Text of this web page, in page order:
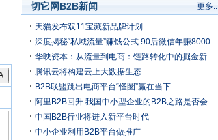
更多..
切它网B2B新闻
天猫发布双11宝藏新品牌计划
深度揭秘“私域流量”赚钱公式 90后微信年赚8000
万
华映资本：从流量到电商：链路转化中的掘金新
机
腾讯云将构建云上大数据生态
B2B联盟跳出电商平台“怪圈”赢在当下
阿里B2B回升 我国中小型企业的B2B之路是否会
迎来春天？
中国B2B行业将进入新平台时代
中小企业利用B2B平台做推广